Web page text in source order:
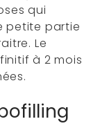
qui
petite partie
Le
à 2 mois